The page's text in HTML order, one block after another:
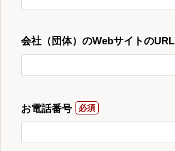
会社（団体）のWebサイトのURL
お電話番号